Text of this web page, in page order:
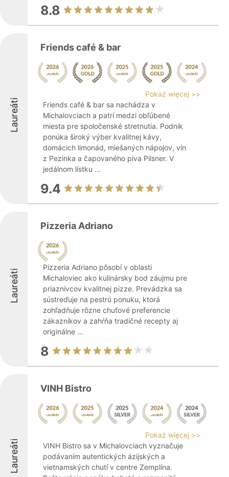
8.8
Laureáti
Friends café & bar
Pokaż więcej >>
Friends café & bar sa nachádza v
Michalovciach a patrí medzi obľúbené
miesta pre spoločenské stretnutia. Podnik
ponúka široký výber kvalitnej kávy,
domácich limonád, miešaných nápojov, vín
z Pezinka a čapovaného piva Pilsner. V
jedálnom lístku ...
9.4
Laureáti
Pizzeria Adriano
Pizzeria Adriano pôsobí v oblasti
Michaloviec ako kulinársky bod záujmu pre
priaznivcov kvalitnej pizze. Prevádzka sa
sústreďuje na pestrú ponuku, ktorá
zohľadňuje rôzne chuťové preferencie
zákazníkov a zahŕňa tradičné recepty aj
originálne ...
8
Laureáti
VINH Bistro
Pokaż więcej >>
VINH Bistro sa v Michalovciach vyznačuje
podávaním autentických ázijských a
vietnamských chutí v centre Zemplína.